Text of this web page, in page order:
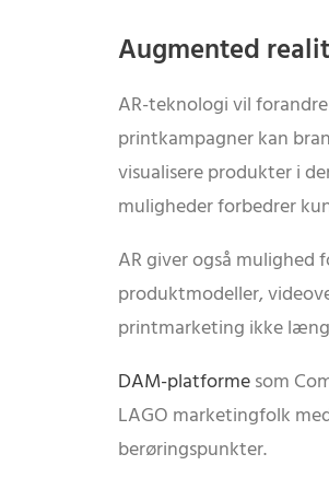
Augmented
AR-teknologi vil
printkampagner kan
visualisere produkter i
muligheder forbedrer
AR giver også mulighed
produktmodeller,
printmarketing ikke
DAM-platformesom
LAGO marketingfolk
berøringspunkter.